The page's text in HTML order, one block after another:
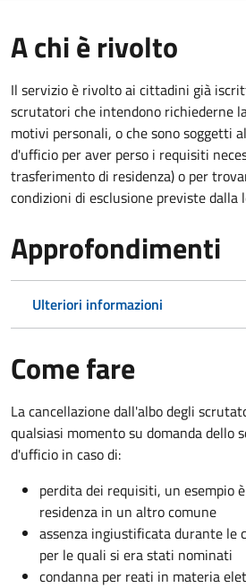
A chi è rivolto
Il servizio è rivolto ai cittadini già
scrutatori che intendono richiederne
motivi personali, o che sono soggetti
d'ufficio per aver perso i requisiti
trasferimento di residenza) o per
condizioni di esclusione previste dalla
Approfondimenti
Ulteriori informazioni
Come fare
La cancellazione dall'albo degli
qualsiasi momento su domanda dello
d'ufficio in caso di:
perdita dei requisiti, un esempio
residenza in un altro comune
assenza ingiustificata durante le
per le quali si era stati nominati
condanna per reati in materia